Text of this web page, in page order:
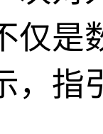
仅是
，指